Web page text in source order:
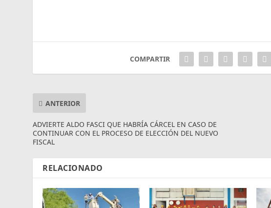
COMPARTIR
ANTERIOR
ADVIERTE ALDO FASCI QUE HABRÍA CÁRCEL EN CASO DE
CONTINUAR CON EL PROCESO DE ELECCIÓN DEL NUEVO
FISCAL
RELACIONADO